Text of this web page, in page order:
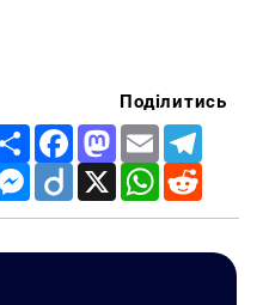
Поділитись
Share FacebookMastodon
Email
Messenger
Diigo X WhatsApp